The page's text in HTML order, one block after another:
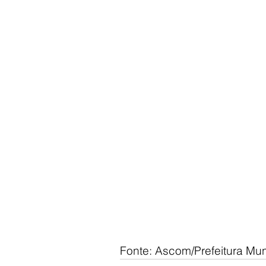
Fonte: Ascom/Prefeitura